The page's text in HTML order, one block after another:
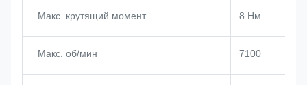
Макс. крутящий момент 8 Нм
Макс. об/мин 7100